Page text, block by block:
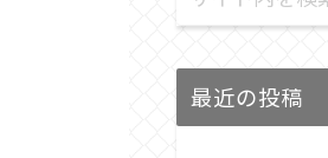
最近の投稿